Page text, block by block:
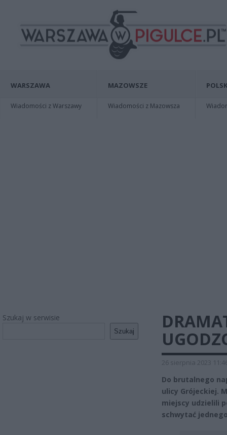
WARSZAWA
Wiadomości z Warszawy
MAZOWSZE
Wiadomości z Mazowsza
Szukaj w serwisie
Szukaj
26 sierpnia 2023
Do brutalnego
ulicy Grójeckiej.
miejscy udzielili
schwytać